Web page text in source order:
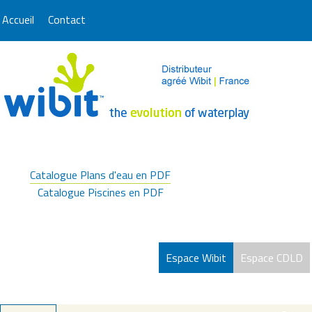
Accueil Contact
Catalogue Plans d'eau en PDF
Catalogue Piscines en PDF
Espace Wibit Espace CDLD